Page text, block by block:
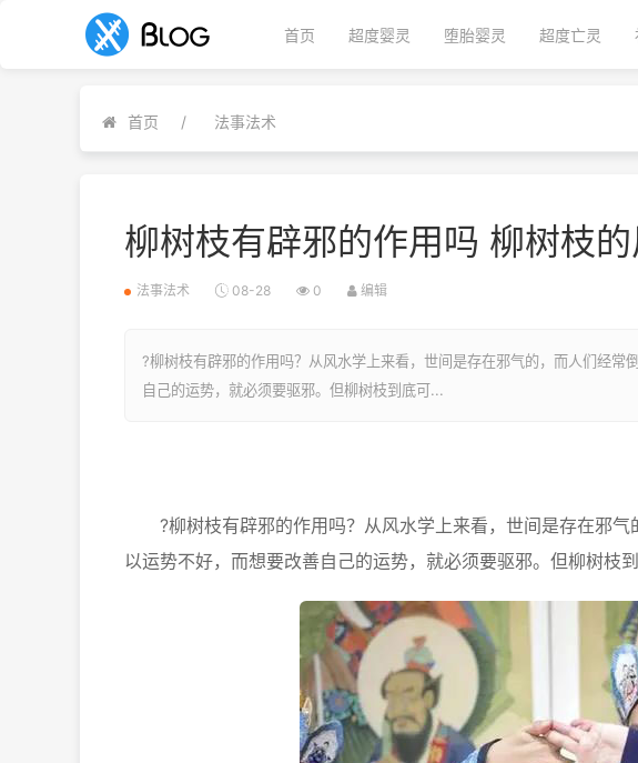
首页 超度婴灵 堕胎婴灵 超度亡灵
首页 法事法术
柳树枝有辟邪的作用吗 柳树枝
法事法术 08-28 0 编辑
?柳树枝有辟邪的作用吗？从风水学上来看，世间是存在邪气的，而人们经常
自己的运势，就必须要驱邪。但柳树枝到底可...
?柳树枝有辟邪的作用吗？从风水学上来看，世间是存在邪气
以运势不好，而想要改善自己的运势，就必须要驱邪。但柳树枝